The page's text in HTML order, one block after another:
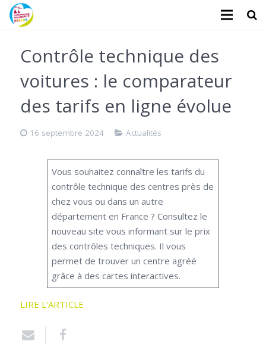
Logements
Faire un don
Contrôle technique des
voitures : le comparateur
des tarifs en ligne évolue
16 septembre 2024 Actualités
Vous souhaitez connaître les tarifs du
contrôle technique des centres près de
chez vous ou dans un autre
département en France ? Consultez le
nouveau site vous informant sur le prix
des contrôles techniques. Il vous
permet de trouver un centre agréé
grâce à des cartes interactives.
LIRE L’ARTICLE